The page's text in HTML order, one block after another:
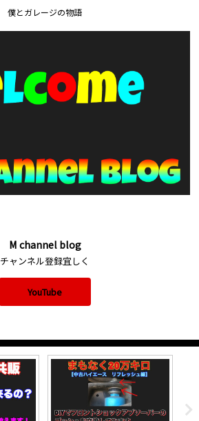
僕とガレージの物語
M channel blog
チャンネル登録宜しく
YouTube